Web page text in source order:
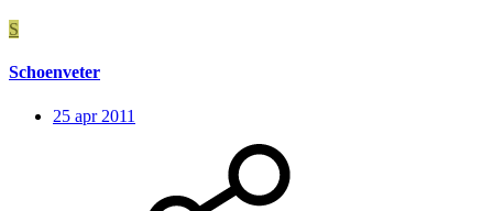
S
Schoenveter
25 apr 2011